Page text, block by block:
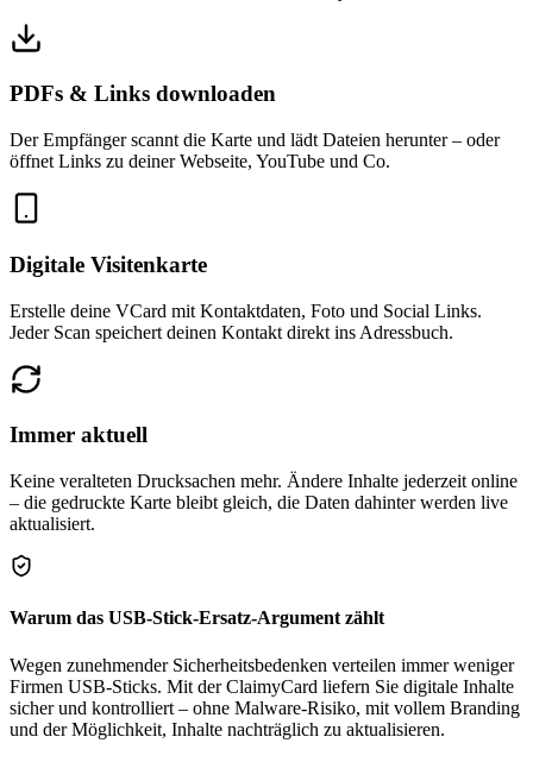
PDFs & Links downloaden
Der Empfänger scannt die Karte und lädt Dateien herunter – oder
öffnet Links zu deiner Webseite, YouTube und Co.
Digitale Visitenkarte
Erstelle deine VCard mit Kontaktdaten, Foto und Social Links.
Jeder Scan speichert deinen Kontakt direkt ins Adressbuch.
Immer aktuell
Keine veralteten Drucksachen mehr. Ändere Inhalte jederzeit online
– die gedruckte Karte bleibt gleich, die Daten dahinter werden live
aktualisiert.
Warum das USB-Stick-Ersatz-Argument zählt
Wegen zunehmender Sicherheitsbedenken verteilen immer weniger
Firmen USB-Sticks. Mit der ClaimyCard liefern Sie digitale Inhalte
sicher und kontrolliert – ohne Malware-Risiko, mit vollem Branding
und der Möglichkeit, Inhalte nachträglich zu aktualisieren.